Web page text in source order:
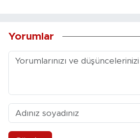
Yorumlar